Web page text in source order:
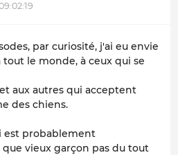
par curiosité, j'ai eu envie
le monde, à ceux qui se
aux autres qui acceptent
des chiens.
est probablement
vieux garçon pas du tout